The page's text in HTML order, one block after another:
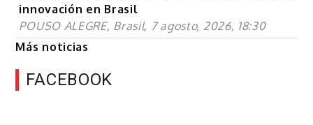
innovación en Brasil
POUSO ALEGRE, Brasil, 7 agosto, 2026, 18:30
Más noticias
FACEBOOK